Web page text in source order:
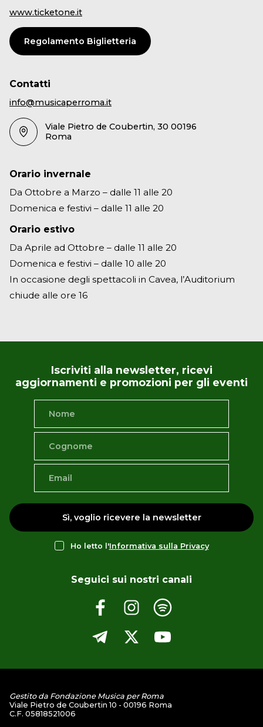
www.ticketone.it
Regolamento Biglietteria
Contatti
info@musicaperroma.it
Viale Pietro de Coubertin, 30 00196
Roma
Orario invernale
Da Ottobre a Marzo – dalle 11 alle 20
Domenica e festivi – dalle 11 alle 20
Orario estivo
Da Aprile ad Ottobre – dalle 11 alle 20
Domenica e festivi – dalle 10 alle 20
In occasione degli spettacoli in Cavea, l’Auditorium
chiude alle ore 16
Iscriviti alla newsletter, ricevi
aggiornamenti e promozioni per gli eventi
Sì, voglio ricevere la newsletter
Ho letto l'Informativa sulla Privacy
Seguici sui nostri canali
Gestito da Fondazione Musica per Roma
Viale Pietro de Coubertin 10 - 00196 Roma
C.F. 05818521006